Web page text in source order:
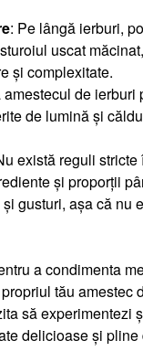
: Pe lângă ierburi,
uscat
și complexitate.
de
de lumină și
există reguli
și proporții
gusturi, așa că
a condimenta
tău amestec
să
delicioase și pline